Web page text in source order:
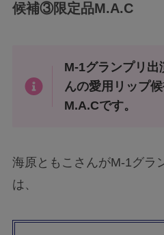
候補③限定品M.A.C
M-1グランプリ出
んの愛用リップ
M.A.Cです。
海原ともこさんがM-1グラ
は、